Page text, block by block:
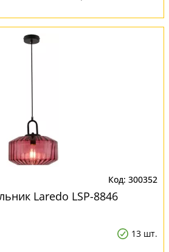
300352
Laredo LSP-8846
13 шт.